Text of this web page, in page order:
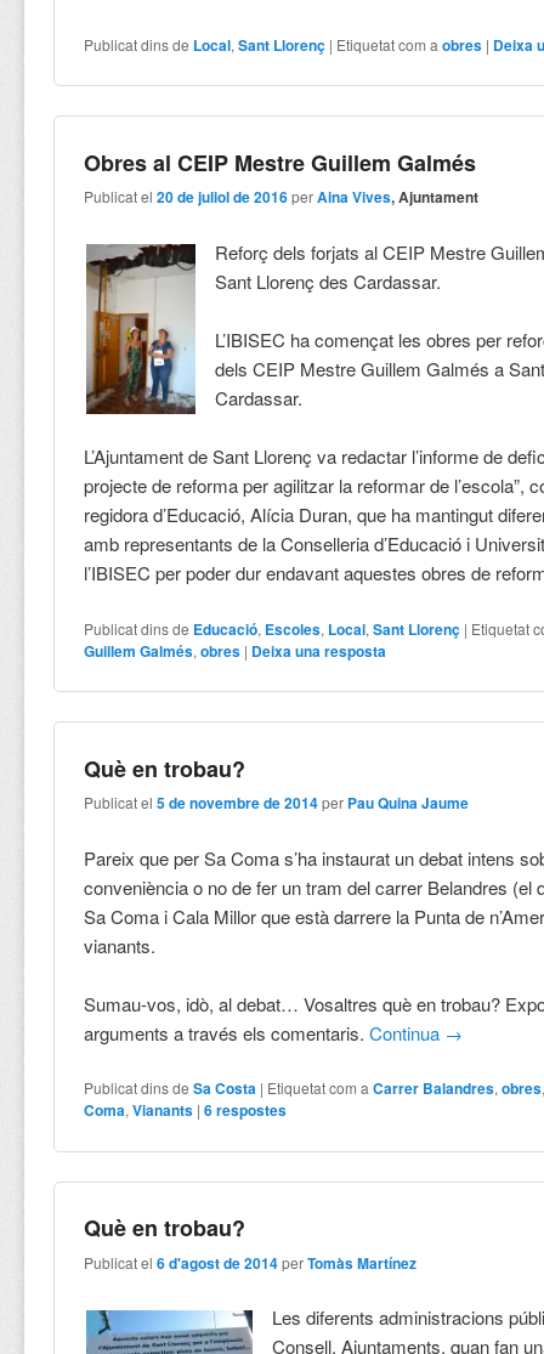
Publicat dins de Local,Sant Llorenç | Etiquetat com a obres | Deixa
Obres al CEIP Mestre Guillem Galmés
Publicat el20 de juliol de 2016 perAina Vives, Ajuntament
Reforç dels forjats al CEIP Mestre
Sant Llorenç des Cardassar.
L’IBISEC ha començat les obres per
dels CEIP Mestre Guillem Galmés a
Cardassar.
L’Ajuntament de Sant Llorenç va redactar l’informe de
projecte de reforma per agilitzar la reformar de l’escola”,
regidora d’Educació, Alícia Duran, que ha mantingut
amb representants de la Conselleria d’Educació i
l’IBISEC per poder dur endavant aquestes obres de
Publicat dins de Educació, Escoles, Local,Sant Llorenç | Etiquetat
Guillem Galmés,obres | Deixa una resposta
Què en trobau?
Publicat el5 de novembre de 2014 per Pau Quina Jaume
Pareix que per Sa Coma s’ha instaurat un debat intens
conveniència o no de fer un tram del carrer Belandres (el
Sa Coma i Cala Millor que està darrere la Punta de
vianants.
Sumau-vos, idò, al debat… Vosaltres què en trobau?
arguments a través els comentaris.Continua →
Publicat dins de Sa Costa | Etiquetat com a Carrer Balandres,obres
Coma,Vianants |6respostes
Què en trobau?
Publicat el6 d'agost de 2014 perTomàs Martínez
Les diferents administracions
Consell, Ajuntaments, quan fan